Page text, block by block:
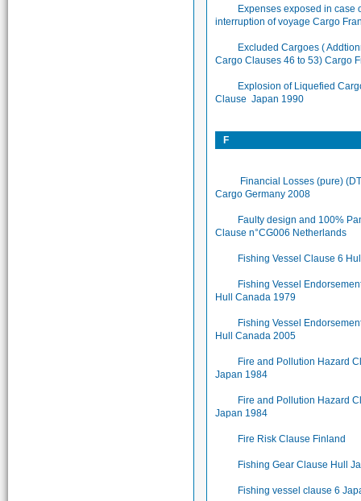
Expenses exposed in case
interruption of voyage Cargo
Excluded Cargoes (
Cargo Clauses 46 to 53) Cargo
Explosion of Liquefied
Clause Japan 1990
F
Financial Losses (pure)
Cargo Germany 2008
Faulty design and 100%
Clause n°CG006 Netherlands
Fishing Vessel Clause 6
Fishing Vessel
Hull Canada 1979
Fishing Vessel
Hull Canada 2005
Fire and Pollution Hazard
Japan 1984
Fire and Pollution Hazard
Japan 1984
Fire Risk Clause Finland
Fishing Gear Clause Hull
Fishing vessel clause 6